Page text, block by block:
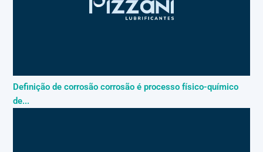
Definição de corrosão corrosão é processo físico-químico
de...